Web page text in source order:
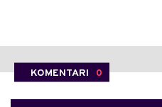
KOMENTARI 0